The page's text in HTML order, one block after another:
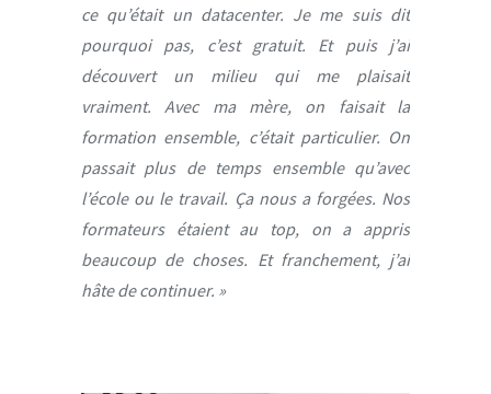
ce qu’était un datacenter. Je me suis dit
pourquoi pas, c’est gratuit. Et puis j’ai
découvert un milieu qui me plaisait
vraiment. Avec ma mère, on faisait la
formation ensemble, c’était particulier. On
passait plus de temps ensemble qu’avec
l’école ou le travail. Ça nous a forgées. Nos
formateurs étaient au top, on a appris
beaucoup de choses. Et franchement, j’ai
hâte de continuer. »